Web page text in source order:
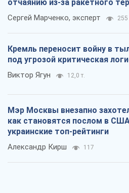
отчаянию из-за ракетного
Сергей Марченко, эксперт 255
Кремль переносит войну в
под угрозой критическая
Виктор Ягун 12,0 т.
Мэр Москвы внезапно
как становятся послом в
украинские топ-рейтинги
Александр Кирш 117